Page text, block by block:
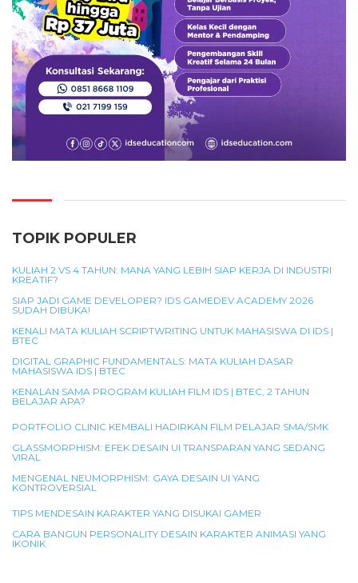
TOPIK POPULER
KULIAH 2 VS 4 TAHUN: MANA YANG LEBIH SIAP KERJA DI INDUSTRI
KREATIF?
SIAP JADI GAME DEVELOPER? IDS GAMEDEV ACADEMY 2026
SUDAH DIBUKA!
KENALI MATA KULIAH SCRIPTWRITING UNTUK MAHASISWA DI IDS |
BTEC
DIGITAL GRAPHIC FUNDAMENTALS: MATA KULIAH DASAR
MAHASISWA IDS | BTEC
KENALAN SAMA PROGRAM KULIAH FILM IDS | BTEC, 2 TAHUN
BELAJAR APA?
PORTFOLIO CLINIC KEMBALI HADIRKAN FILM PELAJAR SMA/SMK
GLASSMORPHISM: EFEK DESAIN UI TRANSPARAN YANG SEDANG
VIRAL
MENGENAL NEUMORPHISM: GAYA DESAIN UI YANG
KONTROVERSIAL
TIPS MENDESAIN KARAKTER YANG DISUKAI GAMER
CARA BANGUN PERSONALITY DESAIN KARAKTER ANIMASI YANG
IKONIK